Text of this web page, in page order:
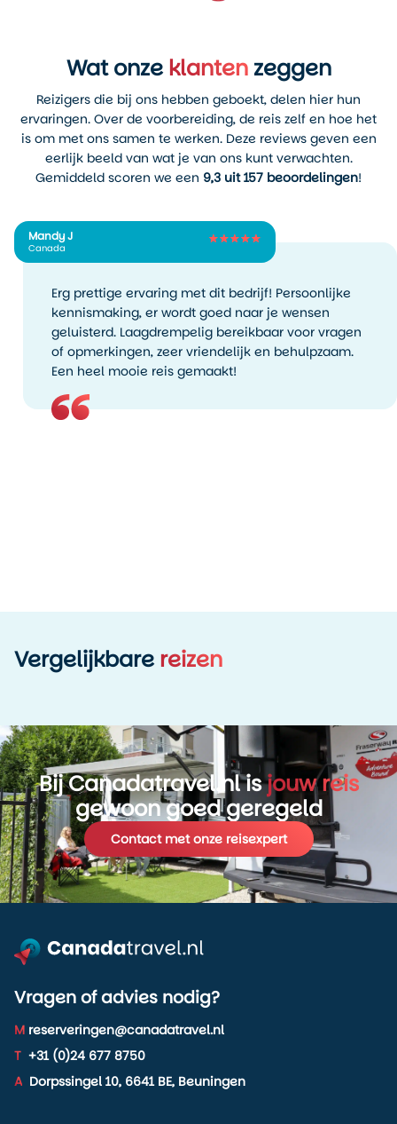
Wat onzeklantenzeggen
Reizigers die bij ons hebben geboekt, delen hier hun
ervaringen. Over de voorbereiding, de reis zelf en hoe het
is om met ons samen te werken. Deze reviews geven een
eerlijk beeld van wat je van ons kunt verwachten.
Gemiddeld scoren we een 9,3 uit 157 beoordelingen!
Mandy J
Canada
Erg prettige ervaring met dit bedrijf! Persoonlijke
kennismaking, er wordt goed naar je wensen
geluisterd. Laagdrempelig bereikbaar voor vragen
of opmerkingen, zeer vriendelijk en behulpzaam.
Een heel mooie reis gemaakt!
Vergelijkbarereizen
Bij Canadatravel.nl isjouw reis
gewoon goed geregeld
Contact met onze reisexpert
Vragen of advies nodig?
M reserveringen@canadatravel.nl
T +31 (0)24 677 8750
A Dorpssingel 10, 6641 BE, Beuningen